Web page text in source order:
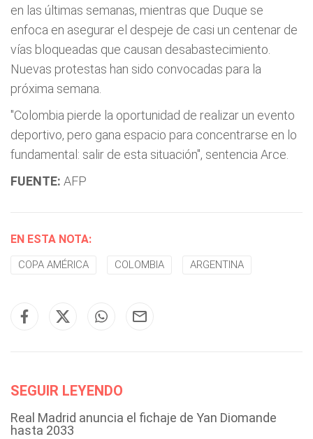
en las últimas semanas, mientras que Duque se
enfoca en asegurar el despeje de casi un centenar de
vías bloqueadas que causan desabastecimiento.
Nuevas protestas han sido convocadas para la
próxima semana.
"Colombia pierde la oportunidad de realizar un evento
deportivo, pero gana espacio para concentrarse en lo
fundamental: salir de esta situación", sentencia Arce.
FUENTE: AFP
EN ESTA NOTA:
COPA AMÉRICA COLOMBIA ARGENTINA
SEGUIR LEYENDO
Real Madrid anuncia el fichaje de Yan Diomande
hasta 2033